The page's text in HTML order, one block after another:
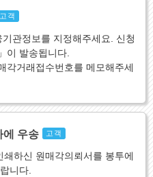
고객
관정보를 지정해주세요. 신청
이 발송됩니다.
각거래접수번호를 메모해주세
에 우송 고객
하신 원매각의뢰서를 봉투에
니다.